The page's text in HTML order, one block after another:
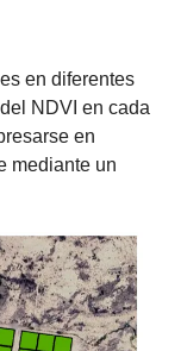
en diferentes
NDVI en cada
en
mediante un